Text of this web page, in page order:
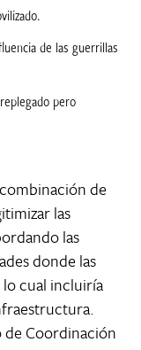
de las guerrillas
pero
de
las
las
donde las
cual incluiría
de Coordinación